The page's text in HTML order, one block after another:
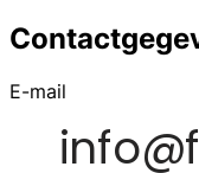
E-mail